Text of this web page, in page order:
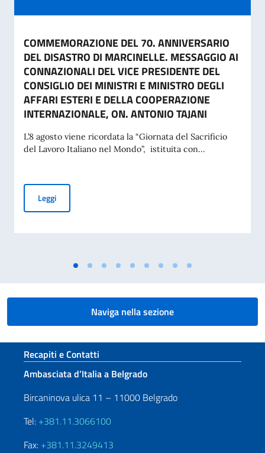
COMMEMORAZIONE DEL 70. ANNIVERSARIO
DEL DISASTRO DI MARCINELLE. MESSAGGIO AI
CONNAZIONALI DEL VICE PRESIDENTE DEL
CONSIGLIO DEI MINISTRI E MINISTRO DEGLI
AFFARI ESTERI E DELLA COOPERAZIONE
INTERNAZIONALE, ON. ANTONIO TAJANI
L’8 agosto viene ricordata la “Giornata del Sacrificio
del Lavoro Italiano nel Mondo”, istituita con...
LeggiCOMMEMORAZIONE DEL 70. ANNIVERSARIO DEL
Naviga nella sezione
Sezione footer
Recapiti e Contatti
Ambasciata d’Italia a Belgrado
Bircaninova ulica 11 – 11000 Belgrado
Tel: +381.11.3066100
Fax: +381.11.3249413